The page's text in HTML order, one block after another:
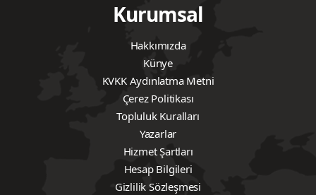
Kurumsal
Hakkımızda
Künye
KVKK Aydınlatma Metni
Çerez Politikası
Topluluk Kuralları
Yazarlar
Hizmet Şartları
Hesap Bilgileri
Gizlilik Sözleşmesi